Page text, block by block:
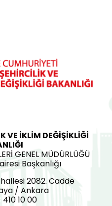
VE İKLİM DEĞİŞİKLİĞİ
GENEL MÜDÜRLÜĞÜ
Başkanlığı
2082. Cadde
/ Ankara
10 00